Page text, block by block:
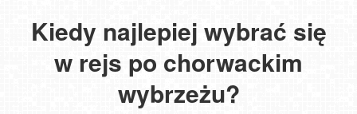
Kiedy najlepiej wybrać się
w rejs po chorwackim
wybrzeżu?